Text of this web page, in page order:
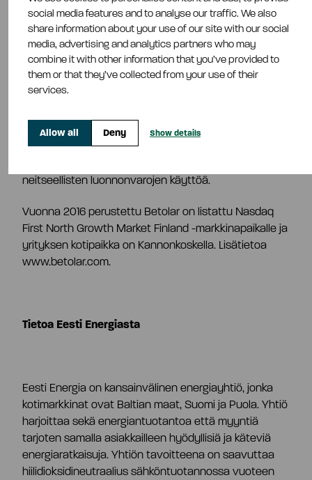
social media features and to analyse our traffic. We also
share information about your use of our site with our social
media, advertising and analytics partners who may
combine it with other information that you’ve provided to
them or that they’ve collected from your use of their
services.
Allow all Deny Show details
Ratkaisulla muunnetaan teollisuuden sivuvirtoja
sementin korvikkeeksi.
Betolarin tekoälyä hyödyntävä innovaatio voi
vähentää huomattavasti sementin käytöstä
aiheutuvia hiilidioksidipäästöjä optimoimalla olemassa
ratkaisukehitystä kehittyneellä analytiikalla ja luomalla
globaaleita markkinoita sivuvirroille. Betolarin missiona
neitseellisten luonnonvarojen käyttöä.
Vuonna 2016 perustettu Betolar on listattu Nasdaq
First North Growth Market Finland -markkinapaikalle ja
yrityksen kotipaikka on Kannonkoskella. Lisätietoa
www.betolar.com.
Tietoa Eesti Energiasta
Eesti Energia on kansainvälinen energiayhtiö, jonka
kotimarkkinat ovat Baltian maat, Suomi ja Puola. Yhtiö
harjoittaa sekä energiantuotantoa että myyntiä
tarjoten samalla asiakkailleen hyödyllisiä ja käteviä
energiaratkaisuja. Yhtiön tavoitteena on saavuttaa
hiilidioksidineutraalius sähköntuotannossa vuoteen